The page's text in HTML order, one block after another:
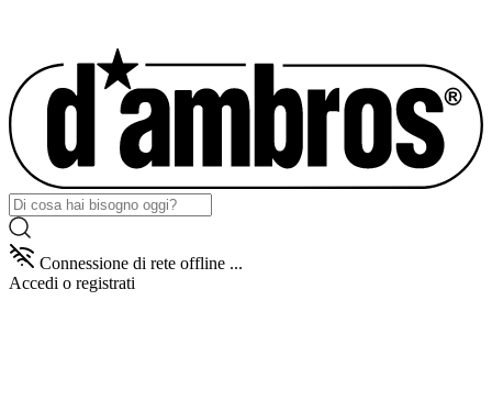
Connessione di rete offline ...
Accedi o registrati